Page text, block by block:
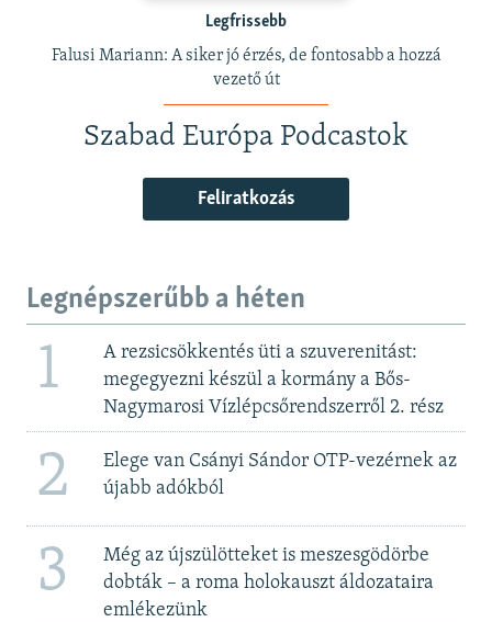
Legfrissebb
Falusi Mariann: A siker jó érzés, de fontosabb a hozzá
vezető út
Szabad Európa Podcastok
Feliratkozás
Legnépszerűbb a héten
1
A rezsicsökkentés üti a szuverenitást:
megegyezni készül a kormány a Bős-
Nagymarosi Vízlépcsőrendszerről 2. rész
2
Elege van Csányi Sándor OTP-vezérnek az
újabb adókból
3
Még az újszülötteket is meszesgödörbe
dobták – a roma holokauszt áldozataira
emlékezünk